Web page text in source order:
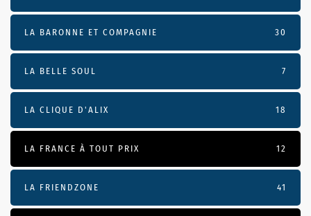
LA BARONNE ET COMPAGNIE 30
LA BELLE SOUL 7
LA CLIQUE D'ALIX 18
LA FRANCE À TOUT PRIX 12
LA FRIENDZONE 41